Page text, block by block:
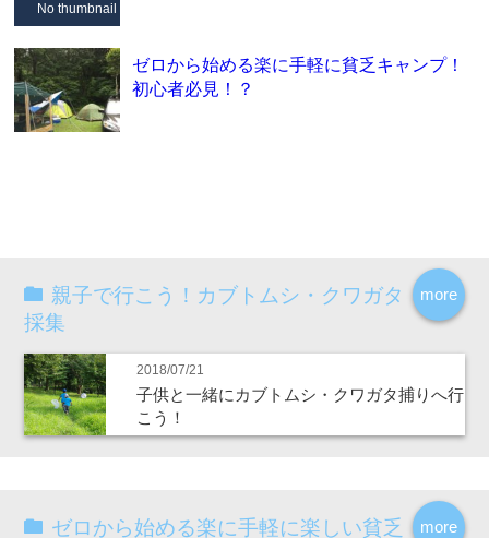
No thumbnail
ゼロから始める楽に手軽に貧乏キャンプ！
初心者必見！？
more
親子で行こう！カブトムシ・クワガタ
採集
2018/07/21
子供と一緒にカブトムシ・クワガタ捕りへ行
こう！
more
ゼロから始める楽に手軽に楽しい貧乏